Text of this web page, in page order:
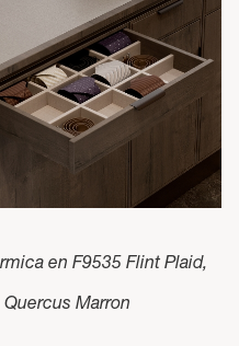
en F9535 Flint Plaid,
Marron